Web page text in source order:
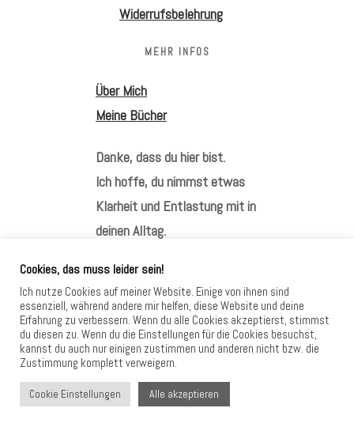
Widerrufsbelehrung
MEHR INFOS
Über Mich
Meine Bücher
Danke, dass du hier bist.
Ich hoffe, du nimmst etwas
Klarheit und Entlastung mit in
deinen Alltag.
HIER FINDEST DU MICH
Cookies, das muss leider sein!
Ich nutze Cookies auf meiner Website. Einige von ihnen sind
essenziell, während andere mir helfen, diese Website und deine
Erfahrung zu verbessern. Wenn du alle Cookies akzeptierst, stimmst
du diesen zu. Wenn du die Einstellungen für die Cookies besuchst,
kannst du auch nur einigen zustimmen und anderen nicht bzw. die
Zustimmung komplett verweigern.
Cookie Einstellungen Alle akzeptieren